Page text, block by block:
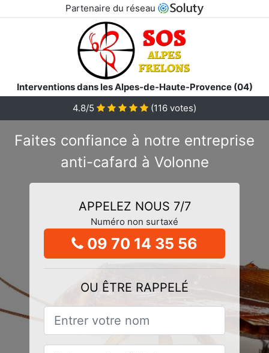
Partenaire du réseau
Interventions dans les Alpes-de-Haute-Provence (04)
4.8/5
(116 votes)
Faites confiance à notre entreprise
anti-cafard à Volonne
APPELEZ NOUS 7/7
Numéro non surtaxé
09 70 14 35 56
OU ÊTRE RAPPELÉ